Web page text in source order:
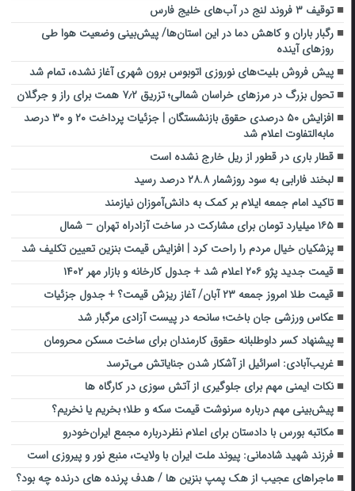
توقیف ۳ فروند لنج در آب‌های خلیج فارس
رگبار باران و کاهش دما در این استان‌ها/ پیش‌بینی وضعیت هوا طی
روزهای آینده
پیش فروش بلیت‌های نوروزی اتوبوس برون شهری آغاز نشده، تمام شد
تحول بزرگ در مرزهای خراسان شمالی؛ تزریق ۷٫۲ همت برای راز و جرگلان
افزایش ۵۰ درصدی حقوق بازنشستگان | جزئیات پرداخت ۲۰ و ۳۰ درصد
مابه‌التفاوت اعلام شد
قطار باری در قطور از ریل خارج نشده است
لبخند فارابی به سود روزشمار ۲۸.۸ درصد رسید
تاکید امام جمعه ایلام بر کمک به دانش‌آموزان نیازمند
۱۶۵ میلیارد تومان برای مشارکت در ساخت آزادراه تهران – شمال
پزشکیان خیال مردم را راحت کرد | افزایش قیمت بنزین تعیین تکلیف شد
قیمت جدید پژو ۲۰۶ اعلام شد + جدول کارخانه و بازار مهر ۱۴۰۲
قیمت طلا امروز جمعه ۲۳ آبان/ آغاز ریزش قیمت؟ + جدول جزئیات
عکاس ورزشی جان باخت؛ سانحه در پیست آزادی مرگبار شد
پیشنهاد کسر داوطلبانه حقوق کارمندان برای ساخت مسکن محرومان
غریب‌آبادی: اسرائیل از آشکار شدن جنایاتش می‌ترسد
نکات ایمنی مهم برای جلوگیری از آتش سوزی در کارگاه ها
پیش‌بینی مهم درباره سرنوشت قیمت سکه و طلا؛ بخریم یا نخریم؟
مکاتبه بورس با دادستان برای اعلام نظردرباره مجمع ایران‌خودرو
فرزند شهید شادمانی: پیوند ملت ایران با ولایت، منبع نور و پیروزی است
ماجراهای عجیب از هک پمپ بنزین ها / هدف پرنده های درنده چه بود؟